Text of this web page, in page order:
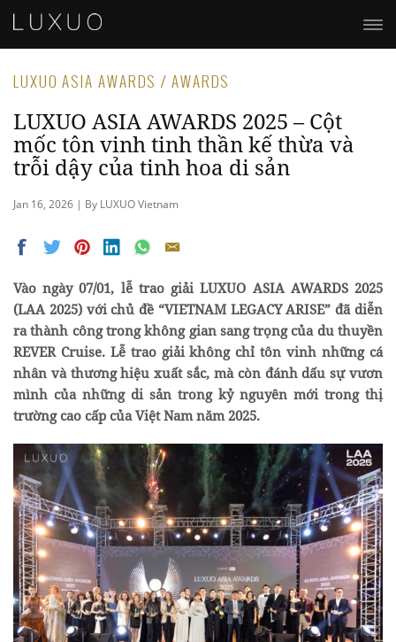
LUXUO ASIA AWARDS / AWARDS
LUXUO ASIA AWARDS 2025 – Cột
mốc tôn vinh tinh thần kế thừa và
trỗi dậy của tinh hoa di sản
Jan 16, 2026 | By LUXUO Vietnam
Vào ngày 07/01, lễ trao giải LUXUO ASIA AWARDS 2025
(LAA 2025) với chủ đề “VIETNAM LEGACY ARISE” đã diễn
ra thành công trong không gian sang trọng của du thuyền
REVER Cruise. Lễ trao giải không chỉ tôn vinh những cá
nhân và thương hiệu xuất sắc, mà còn đánh dấu sự vươn
mình của những di sản trong kỷ nguyên mới trong thị
trường cao cấp của Việt Nam năm 2025.